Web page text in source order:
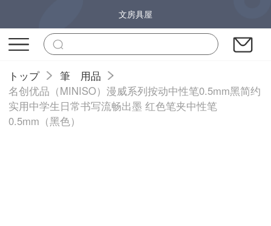
文房具屋
トップ
筆 用品
名创优品（MINISO）漫威系列按动中性笔0.5mm黑简约
实用中学生日常书写流畅出墨 红色笔夹中性笔
0.5mm（黑色）